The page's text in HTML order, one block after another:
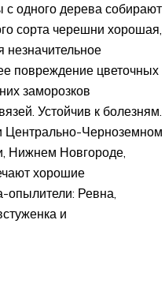
с одного дерева собирают
сорта черешни хорошая,
повреждение цветочных
заморозков
Устойчив к болезням.
Центрально-Черноземном
Нижнем Новгороде,
хорошие
опылители: Ревна,
и